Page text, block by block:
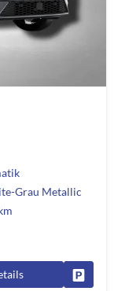
Grau Metallic